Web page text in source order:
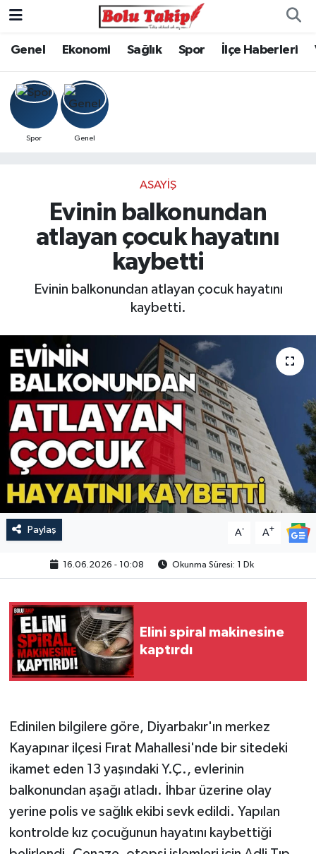
Genel Ekonomi Sağlık Spor İlçe Haberleri
Spor Genel
ASAYIŞ
Evinin balkonundan
atlayan çocuk hayatını
kaybetti
Evinin balkonundan atlayan çocuk hayatını
kaybetti.
Paylaş A- A+
16.06.2026 - 10:08 Okunma Süresi: 1 Dk
Elini spiral makinesine
kaptırdı
Edinilen bilgilere göre, Diyarbakır'ın merkez
Kayapınar ilçesi Fırat Mahallesi'nde bir sitedeki
ikamet eden 13 yaşındaki Y.Ç., evlerinin
balkonundan aşağı atladı. İhbar üzerine olay
yerine polis ve sağlık ekibi sevk edildi. Yapılan
kontrolde kız çocuğunun hayatını kaybettiği